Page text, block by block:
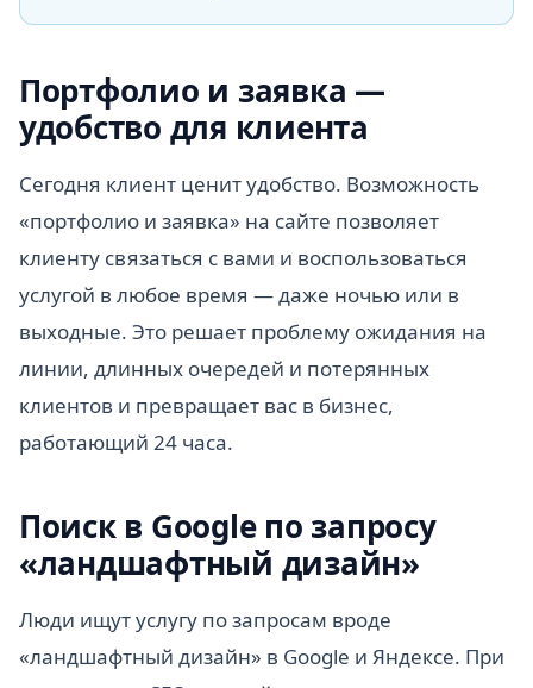
Портфолио и заявка —
удобство для клиента
Сегодня клиент ценит удобство. Возможность
«портфолио и заявка» на сайте позволяет
клиенту связаться с вами и воспользоваться
услугой в любое время — даже ночью или в
выходные. Это решает проблему ожидания на
линии, длинных очередей и потерянных
клиентов и превращает вас в бизнес,
работающий 24 часа.
Поиск в Google по запросу
«ландшафтный дизайн»
Люди ищут услугу по запросам вроде
«ландшафтный дизайн» в Google и Яндексе. При